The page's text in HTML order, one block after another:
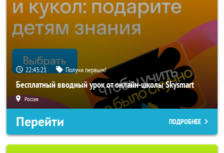
22:43:20 Получи первым!
Бесплатный вводный урок от онлайн-школы Skysmart
Россия
Перейти ПОДРОБНЕЕ